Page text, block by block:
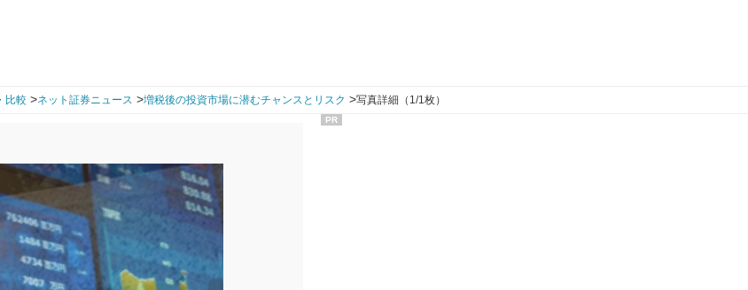
比較 >ネット証券ニュース >増税後の投資市場に潜むチャンスとリスク >写真詳細（1/1枚）
PR